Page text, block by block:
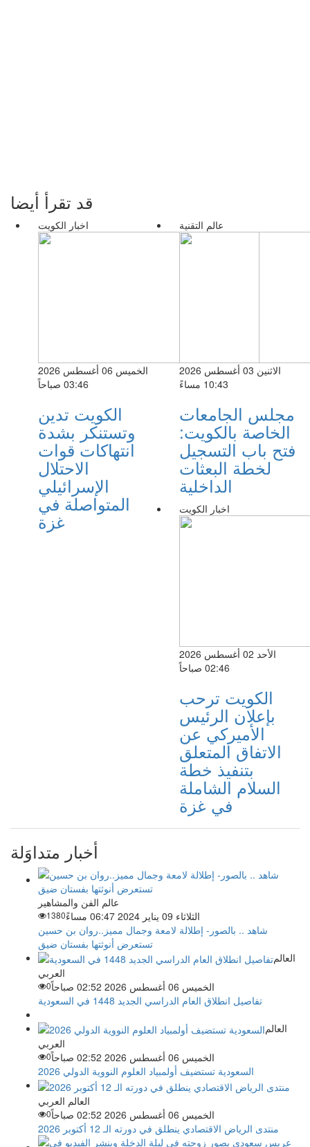
قد تقرأ أيضا
اخبار الكويت
الخميس 06 أغسطس 2026
03:46 صباحاً
الكويت تدين
وتستنكر بشدة
انتهاكات قوات
الاحتلال
الإسرائيلي
المتواصلة في
غزة
عالم التقنية
الاثنين 03 أغسطس 2026
10:43 مساءً
مجلس الجامعات
الخاصة بالكويت:
فتح باب التسجيل
لخطة البعثات
الداخلية
اخبار الكويت
الأحد 02 أغسطس 2026
02:46 صباحاً
الكويت ترحب
بإعلان الرئيس
الأميركي عن
الاتفاق المتعلق
بتنفيذ خطة
السلام الشاملة
في غزة
أخبار متداوَلة
عالم الفن والمشاهير
الثلاثاء 09 يناير 2024 06:47 مساءً
1380
شاهد .. بالصور- إطلالة لامعة وجمال مميز..روان بن حسين
تستعرض أنوثتها بفستان ضيق
العالم
العربي
الخميس 06 أغسطس 2026 02:52 صباحاً
0
تفاصيل انطلاق العام الدراسي الجديد 1448 في السعودية
العالم
العربي
الخميس 06 أغسطس 2026 02:52 صباحاً
0
السعودية تستضيف أولمبياد العلوم النووية الدولي 2026
العالم العربي
الخميس 06 أغسطس 2026 02:52 صباحاً
0
منتدى الرياض الاقتصادي ينطلق في دورته الـ 12 أكتوبر 2026